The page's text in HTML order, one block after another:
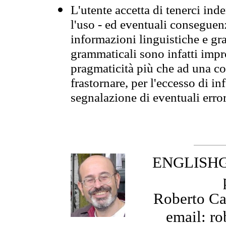
L'utente accetta di tenerci
l'uso - ed eventuali
informazioni linguistiche e
grammaticali sono infatti
pragmaticità più che ad una
frastornare, per l'eccesso di
segnalazione di eventuali
Roberto
email: